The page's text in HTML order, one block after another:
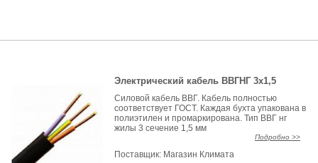
Электрический кабель ВВГНГ 3х1,5
Силовой кабель ВВГ. Кабель полностью
соответствует ГОСТ. Каждая бухта упакована в
полиэтилен и промаркирована. Тип ВВГ нг
жилы 3 сечение 1,5 мм
Подробно >>
Поставщик: Магазин Климата